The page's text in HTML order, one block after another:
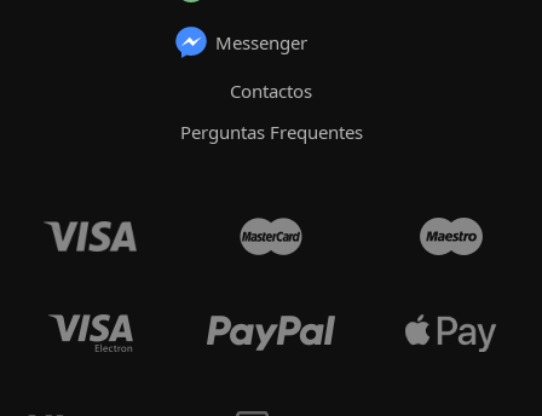
Messenger
Contactos
Perguntas Frequentes